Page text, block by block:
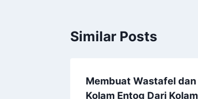
Similar Posts
Membuat Wastafel dan
Kolam Entog Dari Kolam